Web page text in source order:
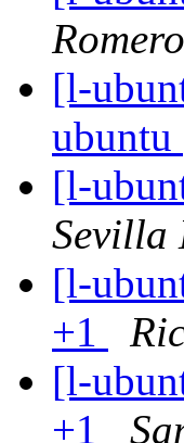
[l-
ubuntu
[l-
Sevilla
[l-
+1
[l-
+1